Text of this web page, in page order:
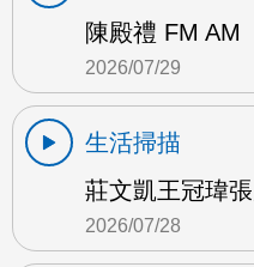
陳殿禮 FM AM
2026/07/29
生活掃描
莊文凱王冠瑋
2026/07/28